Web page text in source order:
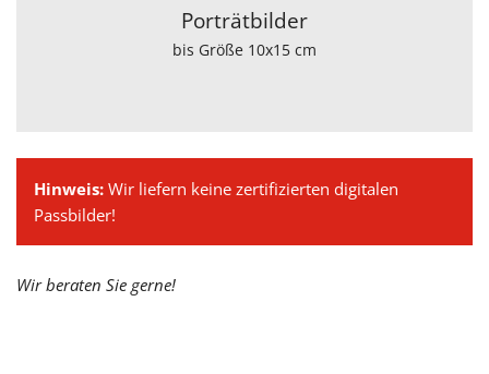
Porträtbilder
bis Größe 10x15 cm
Hinweis: Wir liefern keine zertifizierten digitalen
Passbilder!
Wir beraten Sie gerne!